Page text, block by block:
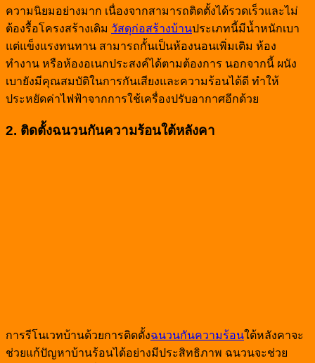
ความนิยมอย่างมาก เนื่องจากสามารถติดตั้งได้รวดเร็วและไม่
ต้องรื้อโครงสร้างเดิม วัสดุก่อสร้างบ้านประเภทนี้มีน้ำหนักเบา
แต่แข็งแรงทนทาน สามารถกั้นเป็นห้องนอนเพิ่มเติม ห้อง
ทำงาน หรือห้องอเนกประสงค์ได้ตามต้องการ นอกจากนี้ ผนัง
เบายังมีคุณสมบัติในการกันเสียงและความร้อนได้ดี ทำให้
ประหยัดค่าไฟฟ้าจากการใช้เครื่องปรับอากาศอีกด้วย
2. ติดตั้งฉนวนกันความร้อนใต้หลังคา
การรีโนเวทบ้านด้วยการติดตั้งฉนวนกันความร้อนใต้หลังคาจะ
ช่วยแก้ปัญหาบ้านร้อนได้อย่างมีประสิทธิภาพ ฉนวนจะช่วย